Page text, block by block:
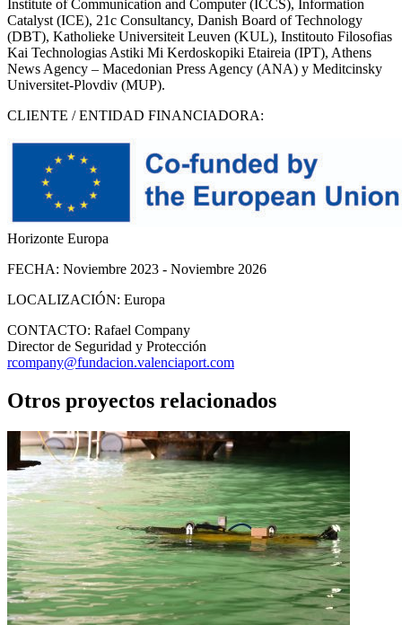
Institute of Communication and Computer (ICCS), Information
Catalyst (ICE), 21c Consultancy, Danish Board of Technology
(DBT), Katholieke Universiteit Leuven (KUL), Institouto Filosofias
Kai Technologias Astiki Mi Kerdoskopiki Etaireia (IPT), Athens
News Agency – Macedonian Press Agency (ANA) y Meditcinsky
Universitet-Plovdiv (MUP).
CLIENTE / ENTIDAD FINANCIADORA:
Horizonte Europa
FECHA: Noviembre 2023 - Noviembre 2026
LOCALIZACIÓN: Europa
CONTACTO: Rafael Company
Director de Seguridad y Protección
rcompany@fundacion.valenciaport.com
Otros proyectos relacionados